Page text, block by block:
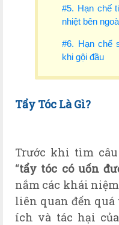
#5. Hạn chế
nhiệt bên
#6. Hạn chế
khi gội đầu
Tẩy Tóc Là Gì?
Trước khi tìm
“tẩy tóc có uốn
nắm các khái
liên quan đến
ích và tác hại